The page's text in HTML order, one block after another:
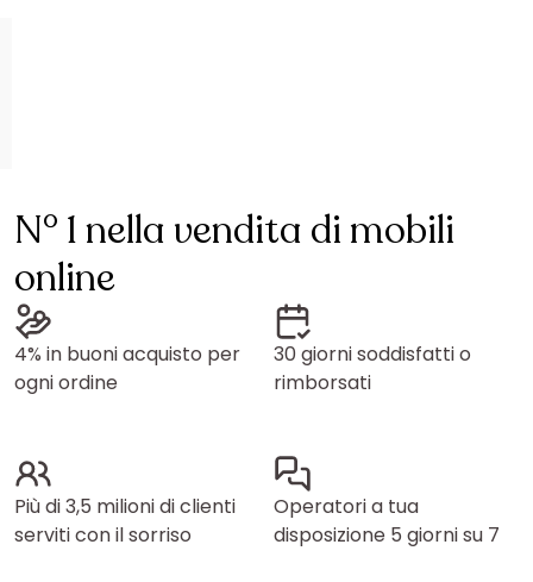
N° 1 nella vendita di mobili
online
4% in buoni acquisto per
ogni ordine
30 giorni soddisfatti o
rimborsati
Più di 3,5 milioni di clienti
serviti con il sorriso
Operatori a tua
disposizione 5 giorni su 7